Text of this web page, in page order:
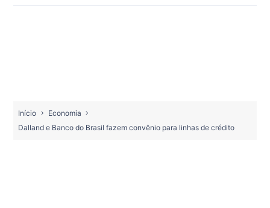
Início
Economia
Dalland e Banco do Brasil fazem convênio para linhas de crédito